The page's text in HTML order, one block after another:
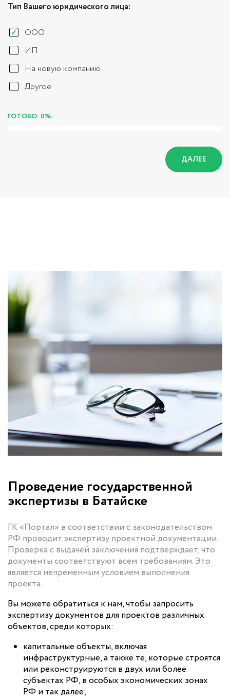
Тип Вашего юридического лица:
ООО
ИП
На новую компанию
Другое
ГОТОВО: 0%
ДАЛЕЕ
Проведение государственной
экспертизы в Батайске
ГК «Портал» в соответствии с законодательством
РФ проводит экспертизу проектной документации.
Проверка с выдачей заключения подтверждает, что
документы соответствуют всем требованиям. Это
является непременным условием выполнения
проекта.
Вы можете обратиться к нам, чтобы запросить
экспертизу документов для проектов различных
объектов, среди которых:
капитальные объекты, включая
инфраструктурные, а также те, которые строятся
или реконструируются в двух или более
субъектах РФ, в особых экономических зонах
РФ и так далее;